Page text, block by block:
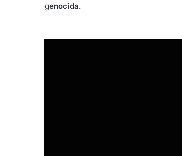
genocida.